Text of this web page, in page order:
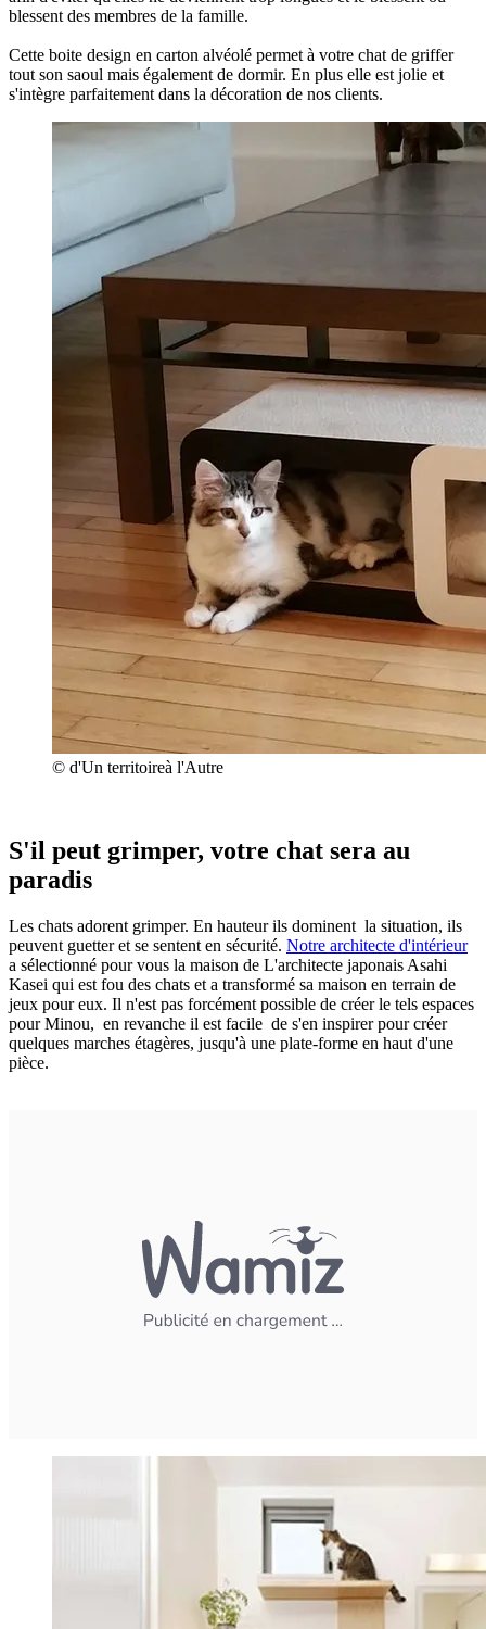
blessent des membres de la famille.
Cette boite design en carton alvéolé permet à votre chat de griffer
tout son saoul mais également de dormir. En plus elle est jolie et
s'intègre parfaitement dans la décoration de nos clients.
© d'Un territoireà l'Autre
S'il peut grimper, votre chat sera au
paradis
Les chats adorent grimper. En hauteur ils dominent la situation, ils
peuvent guetter et se sentent en sécurité. Notre architecte d'intérieur
a sélectionné pour vous la maison de L'architecte japonais Asahi
Kasei qui est fou des chats et a transformé sa maison en terrain de
jeux pour eux. Il n'est pas forcément possible de créer le tels espaces
pour Minou, en revanche il est facile de s'en inspirer pour créer
quelques marches étagères, jusqu'à une plate-forme en haut d'une
pièce.